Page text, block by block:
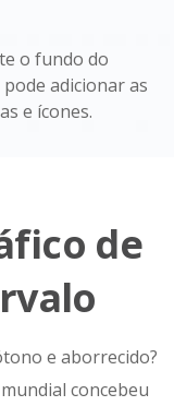
o fundo do
adicionar as
e ícones.
de
e aborrecido?
concebeu